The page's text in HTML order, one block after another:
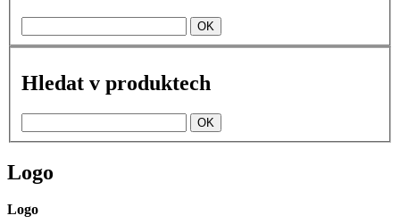
Hledat v produktech
Logo
Logo